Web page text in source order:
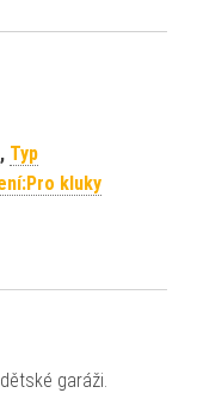
, Typ
kluky
garáži.